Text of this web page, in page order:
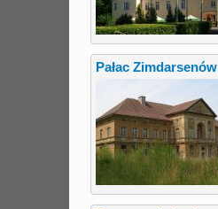
Pałac Zimdarsenów